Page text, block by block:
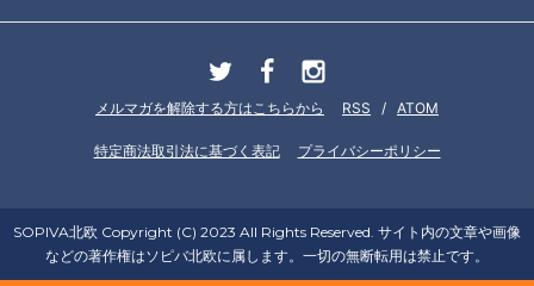
メルマガを解除する方はこちらから RSS / ATOM
特定商法取引法に基づく表記 プライバシーポリシー
SOPIVA北欧 Copyright (C) 2023 All Rights Reserved. サイト内の文章や画像
などの著作権はソピバ北欧に属します。一切の無断転用は禁止です。